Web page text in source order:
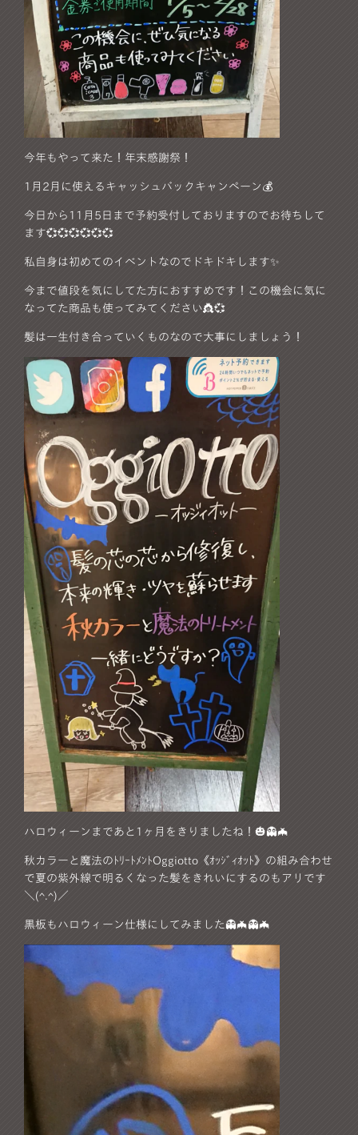
今年もやって来た！年末感謝祭！
1月2月に使えるキャッシュバックキャンペーン💰
今日から11月5日まで予約受付しておりますのでお待ちして
ます💞💞💞💞💞💞
私自身は初めてのイベントなのでドキドキします✨
今まで値段を気にしてた方におすすめです！この機会に気に
なってた商品も使ってみてください👸💞
髪は一生付き合っていくものなので大事にしましょう！
ハロウィーンまであと1ヶ月をきりましたね！🎃👻🦇
秋カラーと魔法のﾄﾘｰﾄﾒﾝﾄOggiotto《ｵｯｼﾞｨｵｯﾄ》の組み合わせ
で夏の紫外線で明るくなった髪をきれいにするのもアリです
＼(^.^)／
黒板もハロウィーン仕様にしてみました👻🦇👻🦇